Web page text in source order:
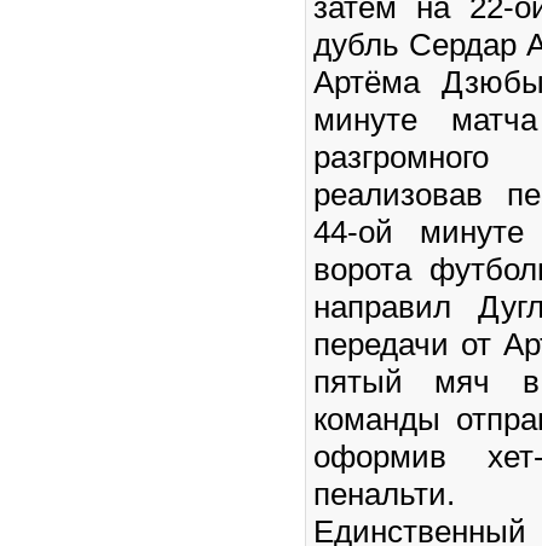
дубль Сердар
Артёма
минуте
реализовав
44-ой
ворота
направил
передачи от
пятый мяч в
команды
оформив
пенальти.